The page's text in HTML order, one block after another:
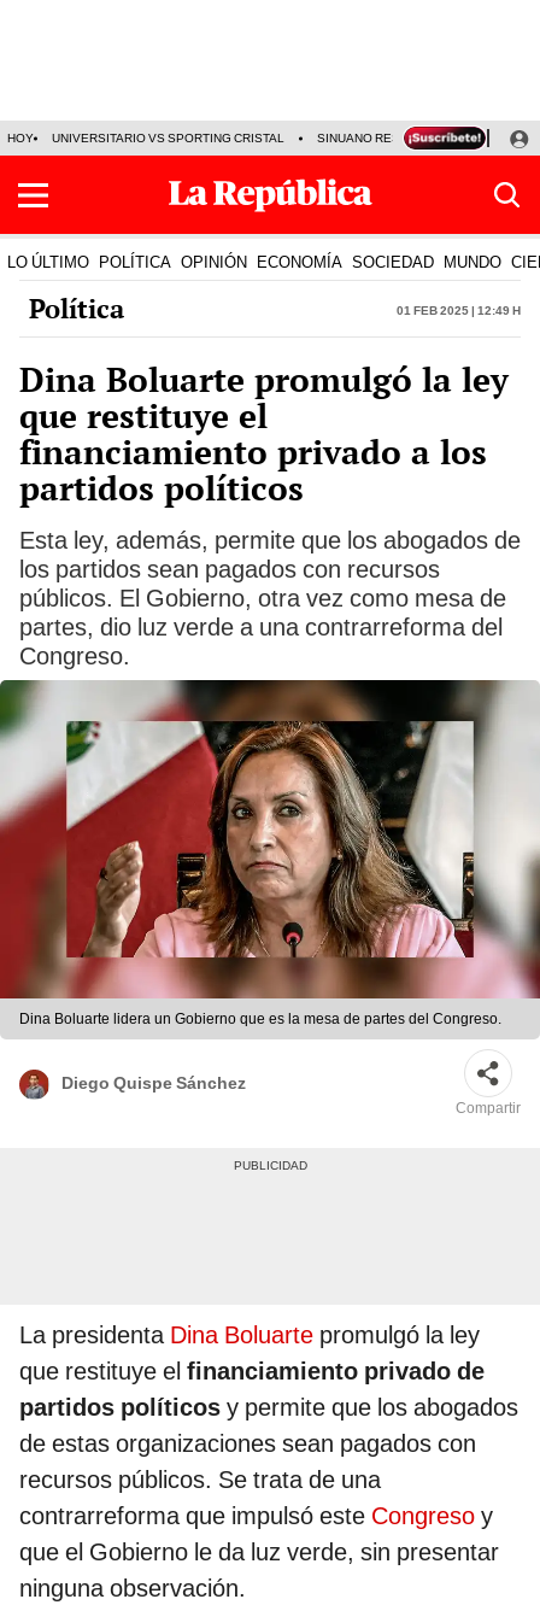
HOY UNIVERSITARIO VS SPORTING CRISTAL SINUANO RESULTADOS HOY
LO ÚLTIMO POLÍTICA OPINIÓN ECONOMÍA SOCIEDAD MUNDO
Política 01 Feb 2025 | 12:49 h
Dina Boluarte promulgó la ley
que restituye el
financiamiento privado a los
partidos políticos
Esta ley, además, permite que los abogados de
los partidos sean pagados con recursos
públicos. El Gobierno, otra vez como mesa de
partes, dio luz verde a una contrarreforma del
Congreso.
Dina Boluarte lidera un Gobierno que es la mesa de partes del Congreso.
Diego Quispe Sánchez
Compartir
La presidenta Dina Boluarte promulgó la ley
que restituye el financiamiento privado de
partidos políticos y permite que los abogados
de estas organizaciones sean pagados con
recursos públicos. Se trata de una
contrarreforma que impulsó este Congreso y
que el Gobierno le da luz verde, sin presentar
ninguna observación.